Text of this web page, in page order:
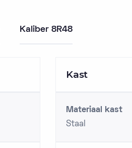
Kaliber 8R48
Kast
Materiaal kast
Staal